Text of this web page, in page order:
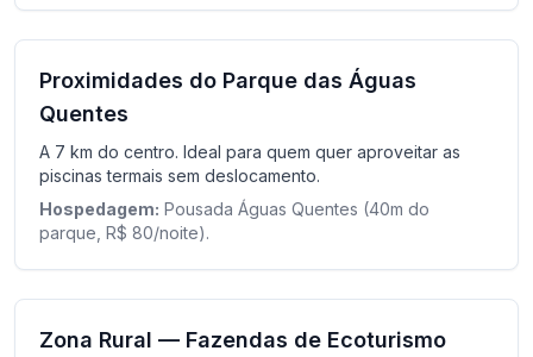
Proximidades do Parque das Águas
Quentes
A 7 km do centro. Ideal para quem quer aproveitar as
piscinas termais sem deslocamento.
Hospedagem: Pousada Águas Quentes (40m do
parque, R$ 80/noite).
Zona Rural — Fazendas de Ecoturismo